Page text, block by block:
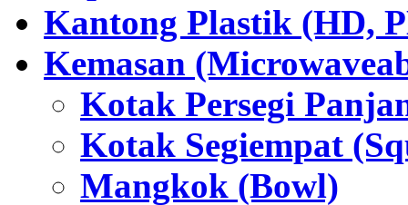
Kantong Plastik (HD,
Kemasan
Kotak Persegi
Kotak Segiempat
Mangkok (Bowl)